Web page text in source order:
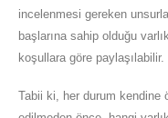
incelenmesi gereken
başlarına sahip olduğu
koşullara göre paylaşılabilir.
Tabii ki, her durum kendine